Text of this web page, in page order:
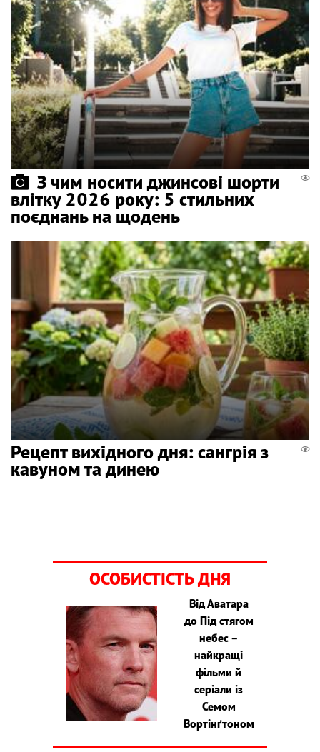
З чим носити джинсові шорти
влітку 2026 року: 5 стильних
поєднань на щодень
Рецепт вихідного дня: сангрія з
кавуном та динею
ОСОБИСТІСТЬ ДНЯ
Від Аватара
до Під стягом
небес –
найкращі
фільми й
серіали із
Семом
Вортінґтоном